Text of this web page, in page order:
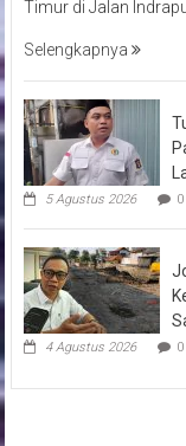
Timur di Jalan
Selengkapnya
5 Agustus 2026 0
4 Agustus 2026 0